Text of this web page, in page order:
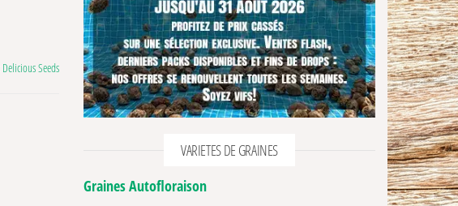
Delicious Seeds
VARIETES DE GRAINES
Graines Autofloraison